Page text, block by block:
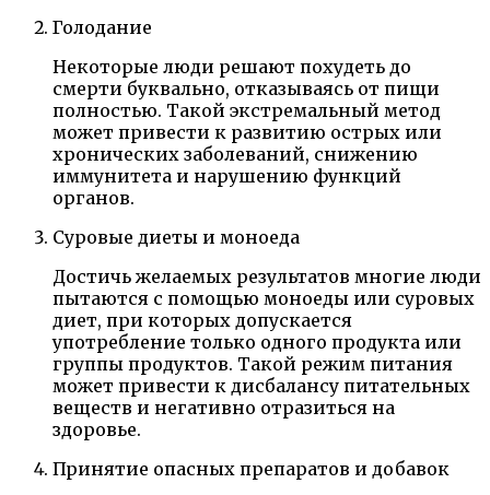
Голодание
Некоторые люди решают похудеть до
смерти буквально, отказываясь от пищи
полностью. Такой экстремальный метод
может привести к развитию острых или
хронических заболеваний, снижению
иммунитета и нарушению функций
органов.
Суровые диеты и моноеда
Достичь желаемых результатов многие люди
пытаются с помощью моноеды или суровых
диет, при которых допускается
употребление только одного продукта или
группы продуктов. Такой режим питания
может привести к дисбалансу питательных
веществ и негативно отразиться на
здоровье.
Принятие опасных препаратов и добавок